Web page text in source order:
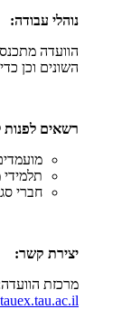
נוהלי עבודה:
הוועדה
השונים וכן
רשאים לפנות
חברי
יצירת קשר:
מרכזת